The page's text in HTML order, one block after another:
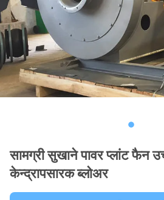
सामग्री सुखाने पावर प्लांट फैन
केन्द्रापसारक ब्लोअर